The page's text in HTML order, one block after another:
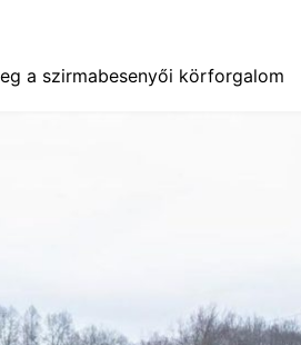
a szirmabesenyői körforgalom